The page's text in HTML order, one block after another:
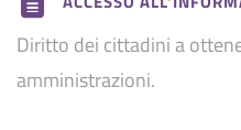
Diritto dei cittadini a
amministrazioni.